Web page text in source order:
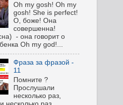
Oh my gosh! Oh my
gosh! She is perfect!
О, боже! Она
совершенна!
- она говорит о
Oh my god!...
Фраза за фразой -
11
Помните ?
Прослушали
несколько раз,